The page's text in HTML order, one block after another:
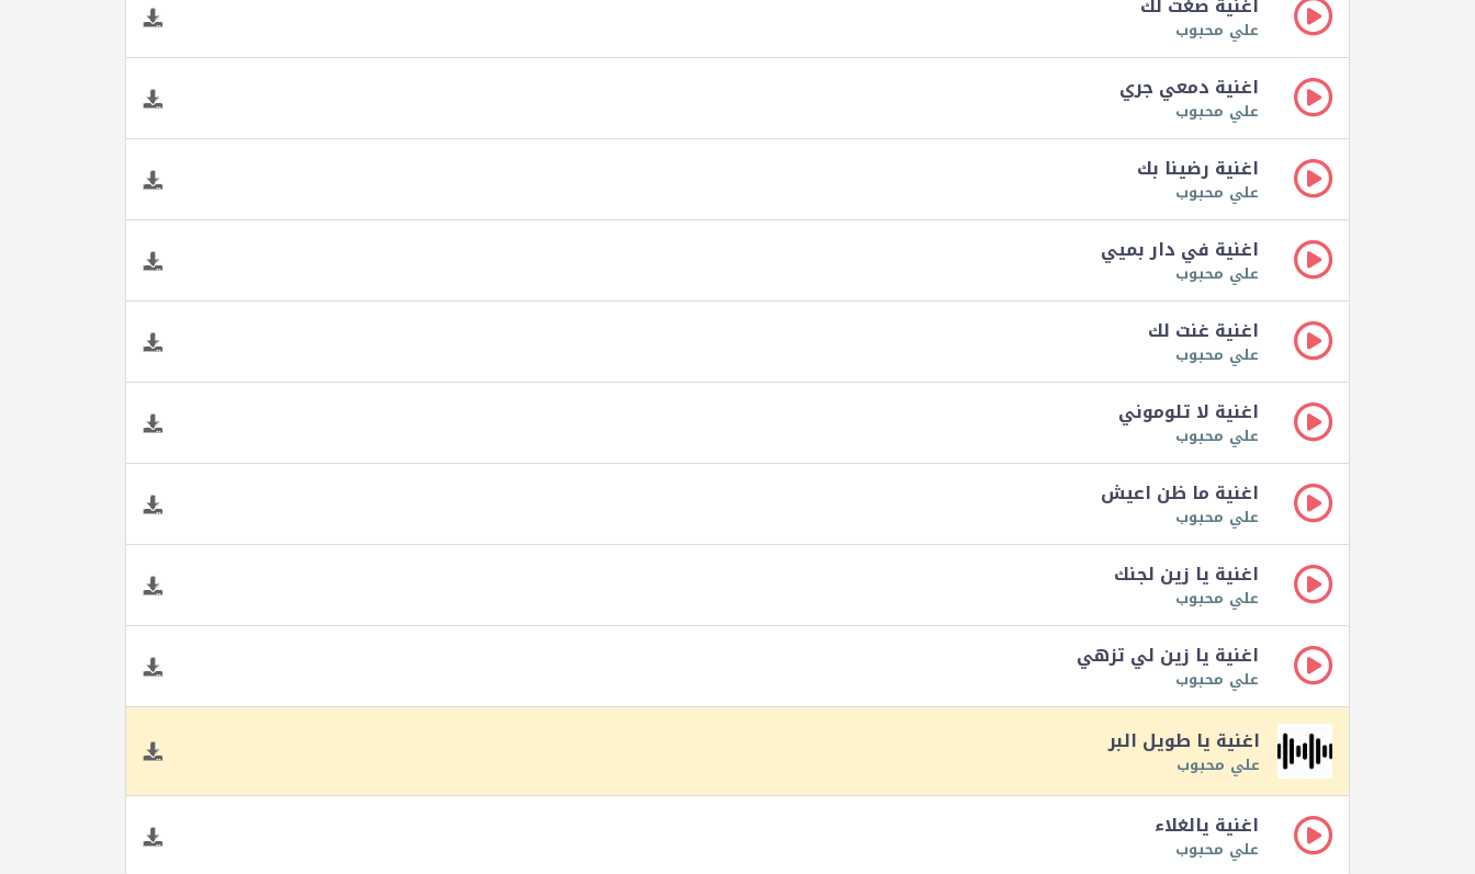
علي محبوب
اغنية دمعي جري
علي محبوب
اغنية رضينا بك
علي محبوب
اغنية في دار بميي
علي محبوب
اغنية غنت لك
علي محبوب
اغنية لا تلوموني
علي محبوب
اغنية ما ظن اعيش
علي محبوب
اغنية يا زين لجنك
علي محبوب
اغنية يا زين لي تزهي
علي محبوب
اغنية يا طويل البر
علي محبوب
اغنية يالغلاء
علي محبوب